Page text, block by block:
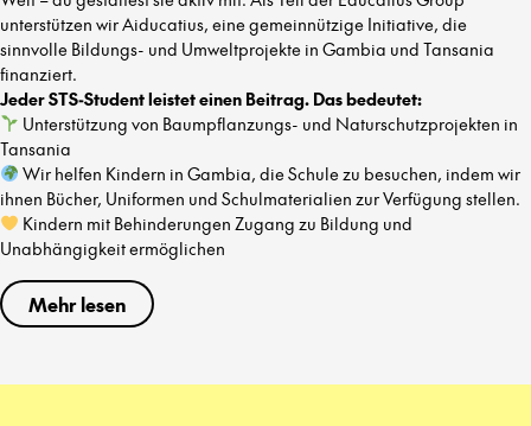
unterstützen wir Aiducatius, eine gemeinnützige Initiative, die
sinnvolle Bildungs- und Umweltprojekte in Gambia und Tansania
finanziert.
Jeder STS-Student leistet einen Beitrag. Das bedeutet:
Unterstützung von Baumpflanzungs- und Naturschutzprojekten in
Tansania
Wir helfen Kindern in Gambia, die Schule zu besuchen, indem wir
ihnen Bücher, Uniformen und Schulmaterialien zur Verfügung stellen.
Kindern mit Behinderungen Zugang zu Bildung und
Unabhängigkeit ermöglichen
Mehr lesen